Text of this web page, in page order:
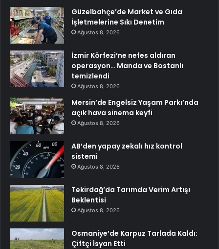
Güzelbahçe’de Market ve Gıda
İşletmelerine Sıkı Denetim
Ağustos 8, 2026
İzmir Körfezi’ne nefes aldıran
operasyon… Manda ve Bostanlı
temizlendi
Ağustos 8, 2026
Mersin’de Engelsiz Yaşam Parkı’nda
açık hava sinema keyfi
Ağustos 8, 2026
AB’den yapay zekalı hız kontrol
sistemi
Ağustos 8, 2026
Tekirdağ’da Tarımda Verim Artışı
Beklentisi
Ağustos 8, 2026
Osmaniye’de Karpuz Tarlada Kaldı:
Çiftçi İsyan Etti